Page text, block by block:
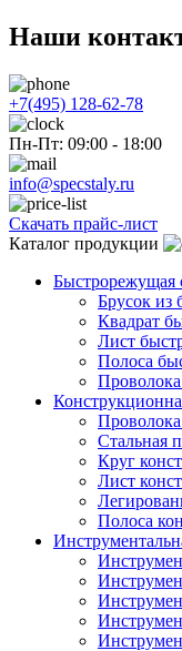
Наши
+7(495) 128-62-78
Пн-Пт: 09:00 - 18:00
info@specstaly.ru
Скачать прайс-лист
Каталог продукции
Быстрорежущая
Брусок из
Квадрат
Лист
Полоса
Проволока
Стальная
Круг
Лист
Полоса